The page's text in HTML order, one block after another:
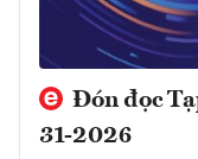
Đón đọc
31-2026